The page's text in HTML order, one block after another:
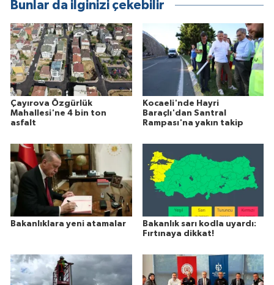
Bunlar da ilginizi çekebilir
Çayırova Özgürlük
Mahallesi'ne 4 bin ton
asfalt
Kocaeli'nde Hayri
Baraçlı'dan Santral
Rampası'na yakın takip
Bakanlıklara yeni atamalar
Bakanlık sarı kodla uyardı:
Fırtınaya dikkat!